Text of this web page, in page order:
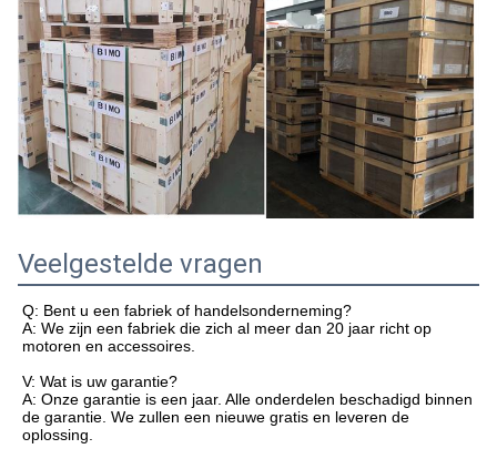
Veelgestelde vragen
Q: Bent u een fabriek of handelsonderneming?
A: We zijn een fabriek die zich al meer dan 20 jaar richt op
motoren en accessoires.
V: Wat is uw garantie?
A: Onze garantie is een jaar. Alle onderdelen beschadigd binnen
de garantie. We zullen een nieuwe gratis en leveren de
oplossing.